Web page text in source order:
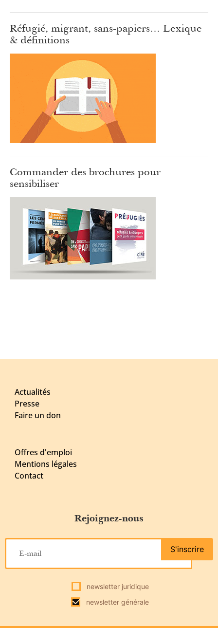
Réfugié, migrant, sans-papiers… Lexique
& définitions
Commander des brochures pour
sensibiliser
Actualités
Presse
Faire un don
Offres d'emploi
Mentions légales
Contact
Rejoignez-nous
newsletter juridique
newsletter générale
S'inscrire